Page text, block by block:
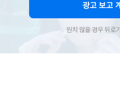
광고 보고
원치 않을 경우 뒤로